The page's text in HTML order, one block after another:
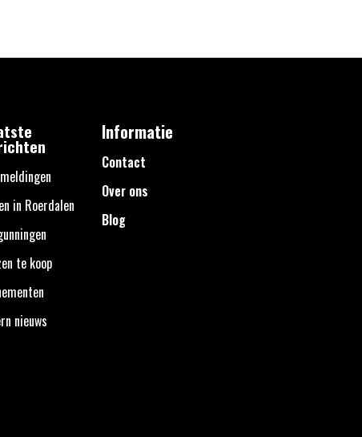
in Roerdalen
te koop
nieuws
Informatie
Contact
Over ons
Blog